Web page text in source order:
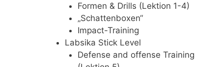
Formen & Drills (Lektion 1-4)
„Schattenboxen“
Impact-Training
Labsika Stick Level
Defense and offense Training